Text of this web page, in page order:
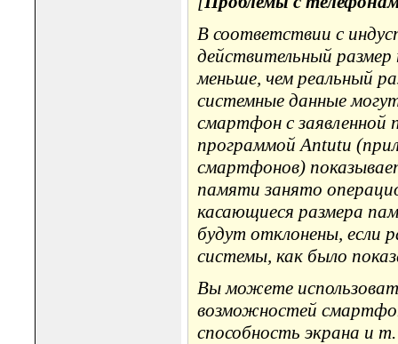
В соответствии с
действительный
меньше, чем реальный
системные данные
смартфон с
программой Antutu
смартфонов)
памяти занято
касающиеся размера
будут отклонены, если
системы, как было
Вы можете
возможностей
способность экрана и